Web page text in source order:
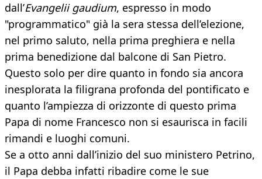
dall’Evangelii gaudium, espresso in modo
"programmatico" già la sera stessa dell’elezione,
nel primo saluto, nella prima preghiera e nella
prima benedizione dal balcone di San Pietro.
Questo solo per dire quanto in fondo sia ancora
inesplorata la filigrana profonda del pontificato e
quanto l’ampiezza di orizzonte di questo prima
Papa di nome Francesco non si esaurisca in facili
rimandi e luoghi comuni.
Se a otto anni dall’inizio del suo ministero Petrino,
il Papa debba infatti ribadire come le sue